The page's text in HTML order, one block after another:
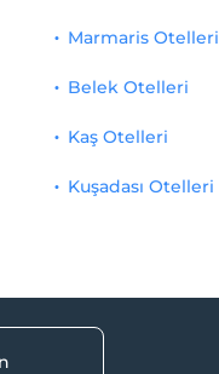
Marmaris Otelleri
Belek Otelleri
Kaş Otelleri
Kuşadası Otelleri